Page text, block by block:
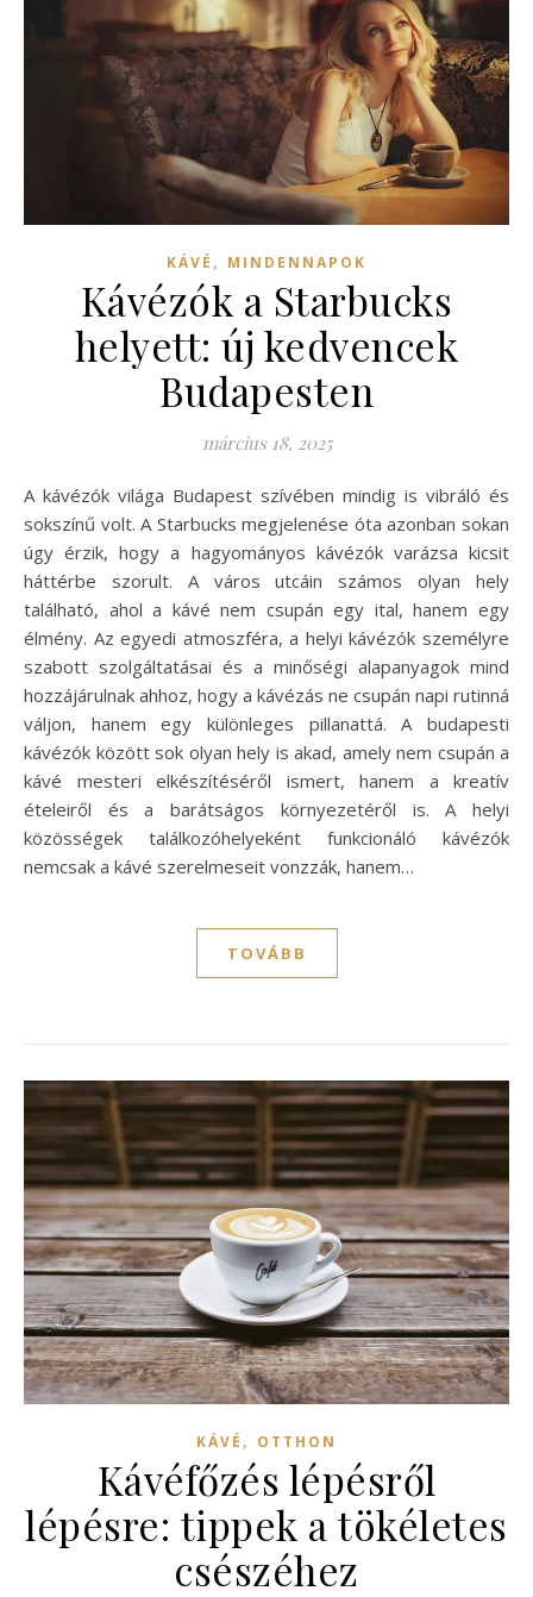
KÁVÉ , MINDENNAPOK
Kávézók a Starbucks
helyett: új kedvencek
Budapesten
március 18, 2025
A kávézók világa Budapest szívében mindig is vibráló és
sokszínű volt. A Starbucks megjelenése óta azonban sokan
úgy érzik, hogy a hagyományos kávézók varázsa kicsit
háttérbe szorult. A város utcáin számos olyan hely
található, ahol a kávé nem csupán egy ital, hanem egy
élmény. Az egyedi atmoszféra, a helyi kávézók személyre
szabott szolgáltatásai és a minőségi alapanyagok mind
hozzájárulnak ahhoz, hogy a kávézás ne csupán napi rutinná
váljon, hanem egy különleges pillanattá. A budapesti
kávézók között sok olyan hely is akad, amely nem csupán a
kávé mesteri elkészítéséről ismert, hanem a kreatív
ételeiről és a barátságos környezetéről is. A helyi
közösségek találkozóhelyeként funkcionáló kávézók
nemcsak a kávé szerelmeseit vonzzák, hanem…
TOVÁBB
KÁVÉ , OTTHON
Kávéfőzés lépésről
lépésre: tippek a tökéletes
csészéhez